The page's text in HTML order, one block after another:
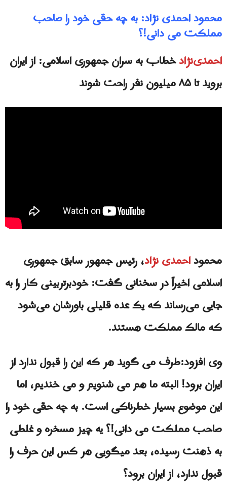
محمود احمدی نژاد: به چه حقی خود را صاحب
مملکت می دانی!؟
احمدی‌نژادخطاب به سران جمهورى اسلامى: از ایران
بروید تا ۸۵ میلیون نفر راحت شوند
محموداحمدی نژاد، رئیس جمهور سابق جمهوری
اسلامی اخیراً در سخنانی گفت: خودبرتربینی کار را به
جایی می‌رساند که یک عده قلیلی باورشان می‌شود
که مالک مملکت هستند.
وی افزود:طرف می گوید هر که این را قبول ندارد از
ایران برود! البته ما هم می شنویم و می خندیم، اما
این موضوع بسیار خطرناکی است. به چه حقی خود را
صاحب مملکت می دانی!؟ یه چیز مسخره و غلطی
به ذهنت رسیده، بعد میگویی هر کس این حرف را
قبول ندارد، از ایران برود؟